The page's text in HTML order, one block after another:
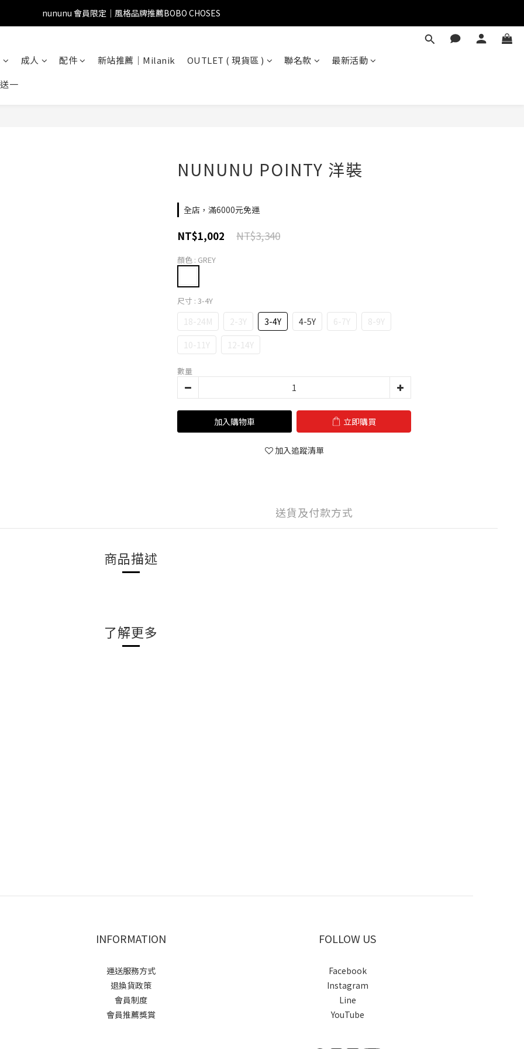
nununu 會員限定｜風格品牌推薦BOBO CHOSES
成人 配件 新站推薦｜Milanik OUTLET ( 現貨區 ) 聯名款
最新活動
一
NUNUNU POINTY 洋裝
全店，滿6000元免運
NT$3,340
NT$1,002
顏色 : GREY
尺寸 : 3-4Y
18-24M 2-3Y 3-4Y 4-5Y 6-7Y
8-9Y
10-11Y
12-14Y
數量
加入購物車 立即購買
加入追蹤清單
送貨及付款方式
商品描述
了解更多
INFORMATION
運送服務方式
退換貨政策
會員制度
會員推薦獎賞
FOLLOW US
Facebook
Instagram
Line
YouTube